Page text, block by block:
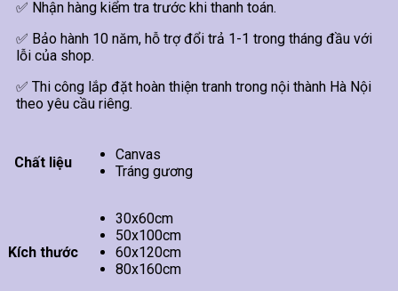
✅ Nhận hàng kiểm tra trước khi thanh toán.
✅ Bảo hành 10 năm, hỗ trợ đổi trả 1-1 trong tháng đầu với
lỗi của shop.
✅ Thi công lắp đặt hoàn thiện tranh trong nội thành Hà Nội
theo yêu cầu riêng.
Chất liệu
Canvas
Tráng gương
Kích thước
30x60cm
50x100cm
60x120cm
80x160cm